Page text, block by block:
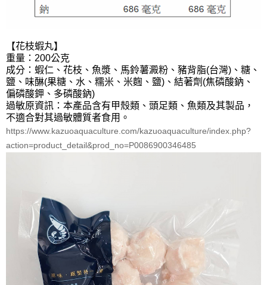
【花枝蝦丸】
重量：200公克
成分：蝦仁、花枝、⿂漿、⾺鈴薯澱粉、豬背脂(台灣)、糖、
鹽、味醂(果糖、⽔、糯米、米麴、鹽)、結著劑(焦磷酸鈉、
偏磷酸鉀、多磷酸鈉)
過敏原資訊：本產品含有甲殼類、頭足類、魚類及其製品，
不適合對其過敏體質者食用。
https://www.kazuoaquaculture.com/kazuoaquaculture/index.php?
action=product_detail&prod_no=P0086900346485